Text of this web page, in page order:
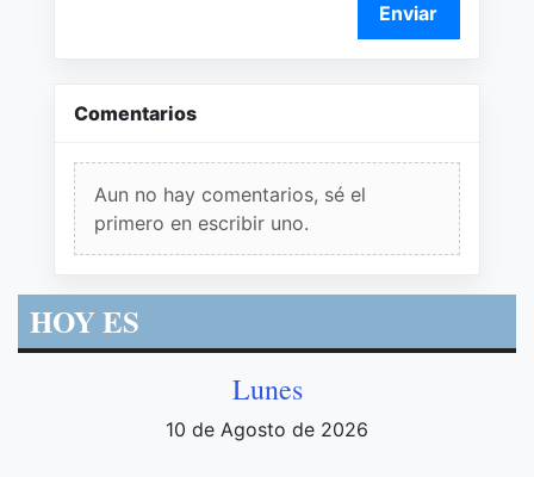
Enviar
Comentarios
Aun no hay comentarios, sé el
primero en escribir uno.
HOY ES
Lunes
10 de Agosto de 2026